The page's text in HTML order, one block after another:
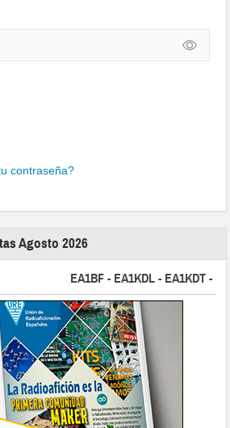
contraseña?
Agosto 2026
EA1BF - EA1KDL - EA1KDT -